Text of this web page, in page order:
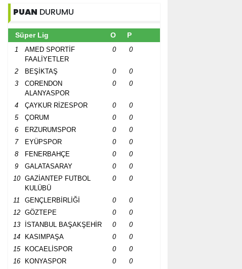
PUAN DURUMU
Süper Lig O P
1
AMED SPORTİF
FAALİYETLER
0 0
2 BEŞİKTAŞ 0
0
3
CORENDON
ALANYASPOR
0 0
4 ÇAYKUR RİZESPOR 0
0
5
ÇORUM 0
0
6
ERZURUMSPOR 0
0
7
EYÜPSPOR 0
0
8
FENERBAHÇE 0
0
9
GALATASARAY 0
0
10
GAZİANTEP FUTBOL
KULÜBÜ
0 0
11 GENÇLERBİRLİĞİ 0
0
12
GÖZTEPE 0
0
13
İSTANBUL BAŞAKŞEHİR 0
0
14
KASIMPAŞA 0
0
15
KOCAELİSPOR 0
0
16
KONYASPOR 0
0